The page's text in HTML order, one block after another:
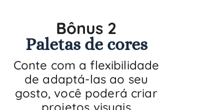
Bônus 2
Paletas de cores
Conte com a flexibilidade
de adaptá-las ao seu
gosto, você poderá criar